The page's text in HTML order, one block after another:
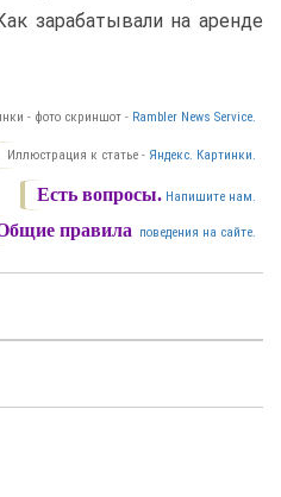
зарабатывали на аренде
- фото скриншот - Rambler News Service.
Иллюстрация к статье - Яндекс. Картинки.
Есть вопросы. Напишите нам.
правила поведения на сайте.